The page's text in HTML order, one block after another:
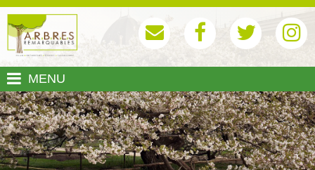
MENU